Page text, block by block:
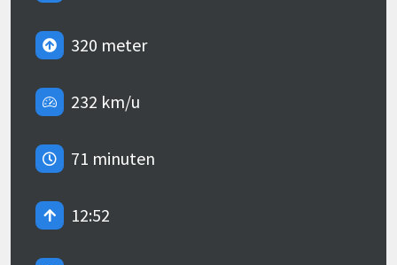
320 meter
232 km/u
71 minuten
12:52